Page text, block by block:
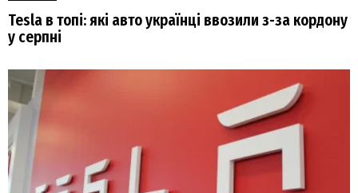
Tesla в топі: які авто українці ввозили з-за кордону
у серпні